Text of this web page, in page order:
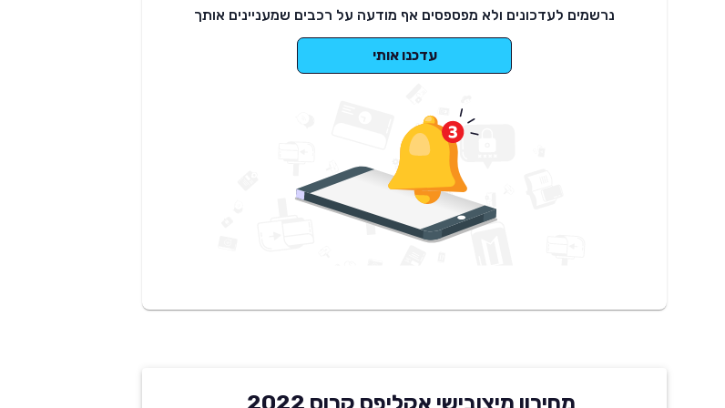
נרשמים לעדכונים ולא מפספסים אף מודעה על רכבים שמעניינים אותך
עדכנו אותי